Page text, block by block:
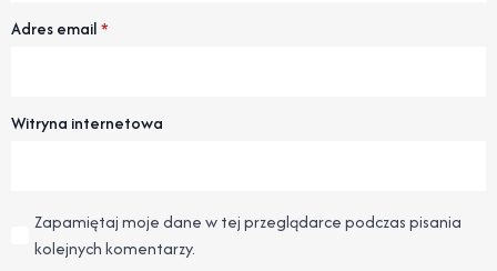
Adres email*
Witryna internetowa
Zapamiętaj moje dane w tej przeglądarce podczas pisania
kolejnych komentarzy.